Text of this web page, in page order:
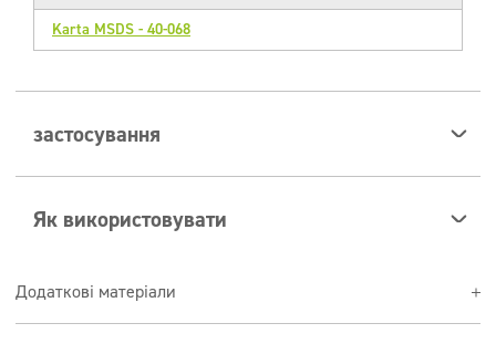
Karta MSDS - 40-068
застосування
Як використовувати
потрібно очистити, потім відполіруйте м’якою
тканиною або нанесіть на тканину і рівномірно
Додаткові матеріали